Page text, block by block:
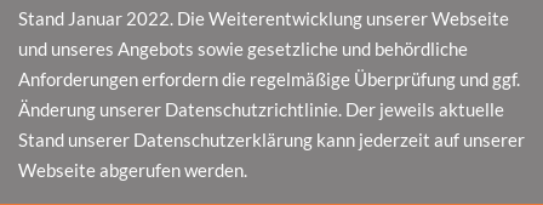
Stand Januar 2022. Die Weiterentwicklung unserer Webseite
und unseres Angebots sowie gesetzliche und behördliche
Anforderungen erfordern die regelmäßige Überprüfung und ggf.
Änderung unserer Datenschutzrichtlinie. Der jeweils aktuelle
Stand unserer Datenschutzerklärung kann jederzeit auf unserer
Webseite abgerufen werden.